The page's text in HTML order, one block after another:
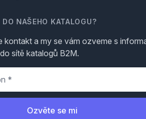
NAŠEHO KATALOGU?
kontakt a my se vám ozveme s
sítě katalogů B2M.
Ozvěte se mi